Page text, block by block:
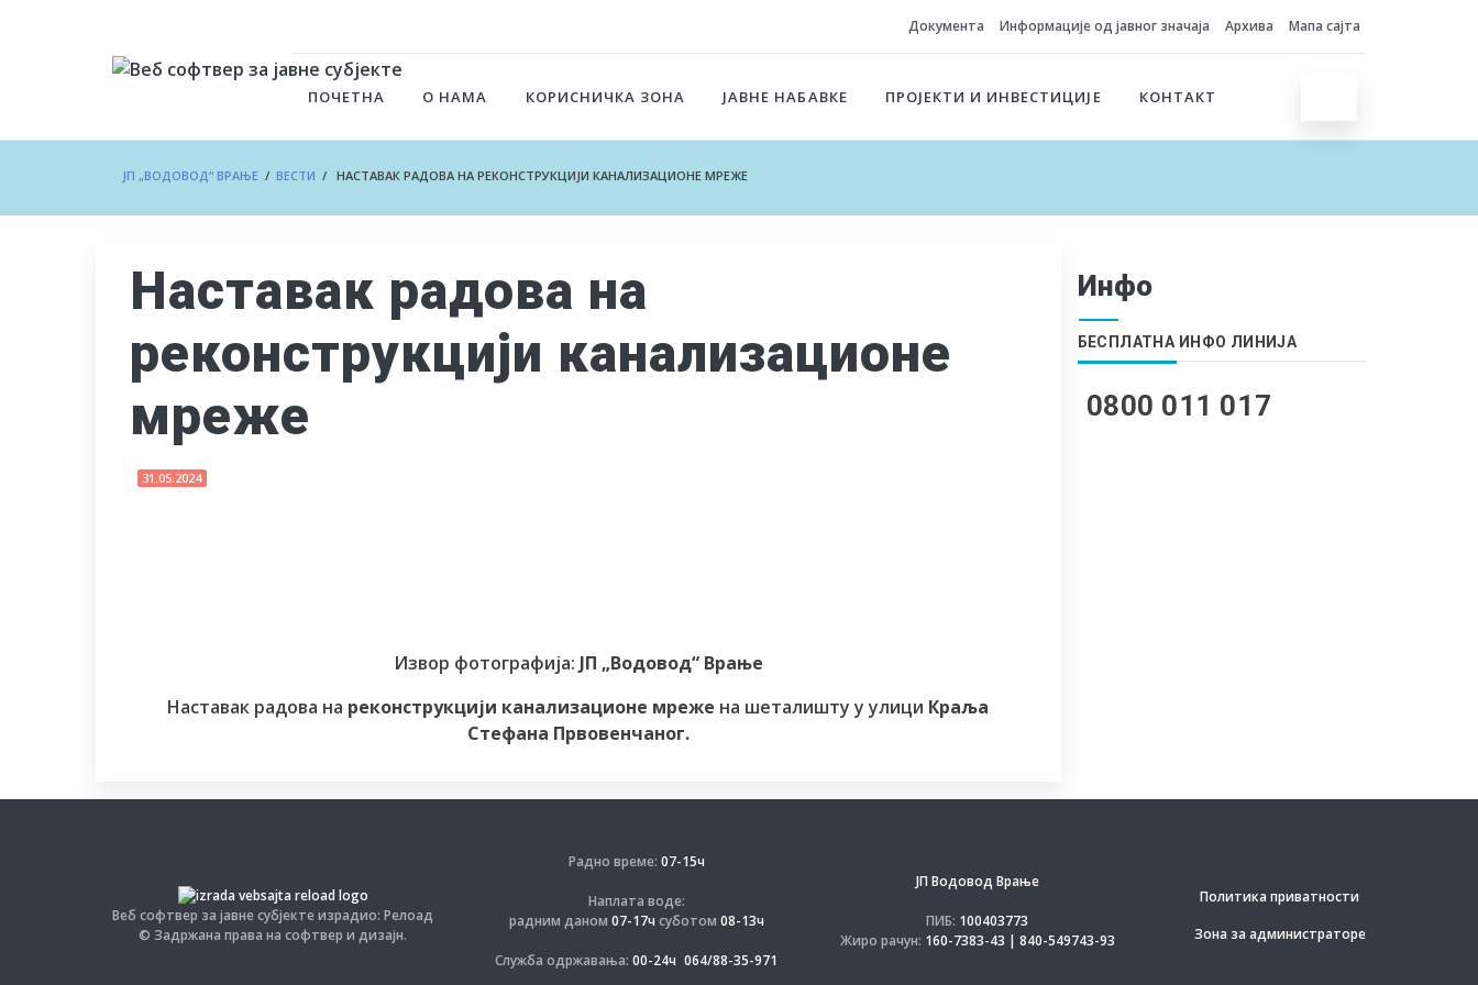
Документа Информације од јавног значаја Архива Мапа сајта
ПОЧЕТНА О НАМА КОРИСНИЧКА ЗОНА ЈАВНЕ НАБАВКЕ ПРОЈЕКТИ И ИНВЕСТИЦИЈЕ КОНТАКТ
ЈП „ВОДОВОД“ ВРАЊЕ / ВЕСТИ / НАСТАВАК РАДОВА НА РЕКОНСТРУКЦИЈИ КАНАЛИЗАЦИОНЕ МРЕЖЕ
Наставак радова на
реконструкцији канализационе
мреже
31.05.2024
Извор фотографија: ЈП „Водовод“ Врање
Наставак радова на реконструкцији канализационе мреже на шеталишту у улици Краља
Стефана Првовенчаног.
Инфо
БЕСПЛАТНА ИНФО ЛИНИЈА
0800 011 017
Политика приватности
Зона за администраторе
Радно време: 07-15ч
Наплата воде:
радним даном 07-17ч суботом 08-13ч
Служба одржавања: 00-24ч 064/88-35-971
ЈП Водовод Врање
ПИБ: 100403773
Жиро рачун: 160-7383-43 | 840-549743-93
Веб софтвер за јавне субјекте израдио: Релоад
© Задржана права на софтвер и дизајн.